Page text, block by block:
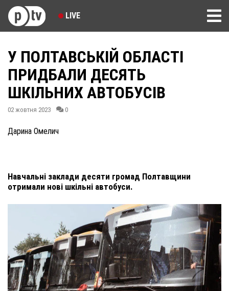
LIVE
У ПОЛТАВСЬКІЙ ОБЛАСТІ
ПРИДБАЛИ ДЕСЯТЬ
ШКІЛЬНИХ АВТОБУСІВ
02 жовтня 2023 0
Дарина Омелич
Навчальні заклади десяти громад Полтавщини
отримали нові шкільні автобуси.